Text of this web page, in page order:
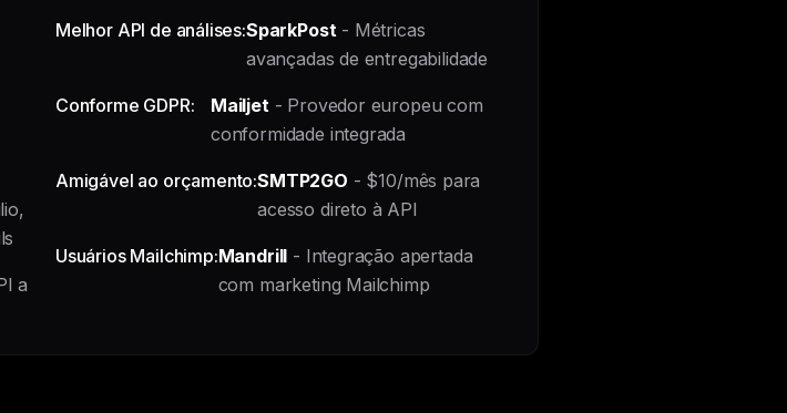
a
Melhor API de análises:SparkPost- Métricas
avançadas de entregabilidade
Conforme GDPR: Mailjet- Provedor europeu com
conformidade integrada
Amigável ao orçamento:SMTP2GO - $10/mês para
acesso direto à API
Usuários Mailchimp:Mandrill - Integração apertada
com marketing Mailchimp